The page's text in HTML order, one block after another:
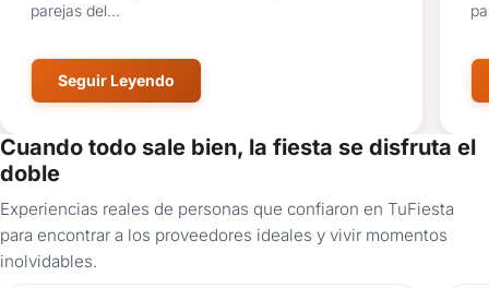
parejas del...
Seguir Leyendo
Cuando todo sale bien, la fiesta se disfruta el
doble
Experiencias reales de personas que confiaron en TuFiesta
para encontrar a los proveedores ideales y vivir momentos
inolvidables.